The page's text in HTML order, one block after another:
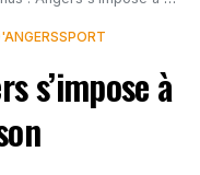
SPORT
s’impose à